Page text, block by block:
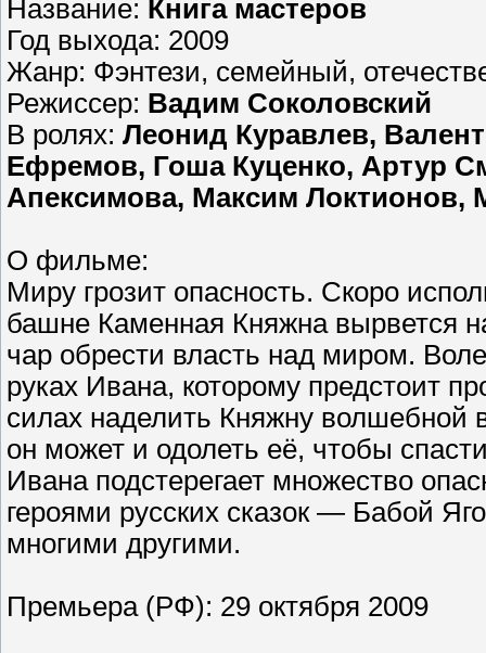
Название: Книга мастеров
Год выхода: 2009
Жанр: Фэнтези, семейный,
Режиссер: Вадим Соколовский
В ролях: Леонид Куравлев,
Ефремов, Гоша Куценко, Артур
Апексимова, Максим Локтионов,
О фильме:
Миру грозит опасность. Скоро
башне Каменная Княжна вырвется
чар обрести власть над миром.
руках Ивана, которому предстоит
силах наделить Княжну
он может и одолеть её, чтобы
Ивана подстерегает множество
героями русских сказок — Бабой
многими другими.
Премьера (РФ): 29 октября 2009